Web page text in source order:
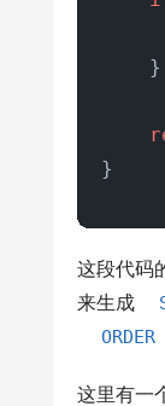
    }
}
这段代码
来生成
ORDER
这里有一